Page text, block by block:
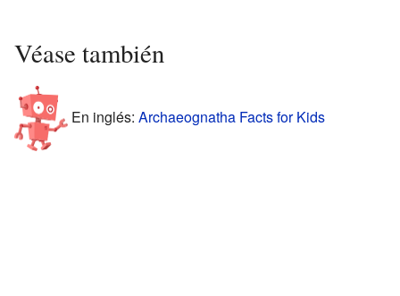
Véase también
En inglés: Archaeognatha Facts for Kids